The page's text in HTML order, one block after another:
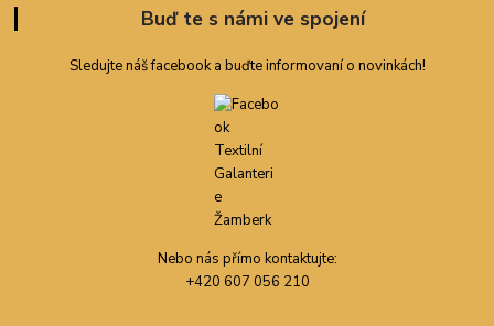
Buď te s námi ve spojení
Sledujte náš facebook a buďte informovaní o novinkách!
Nebo nás přímo kontaktujte:
+420 607 056 210